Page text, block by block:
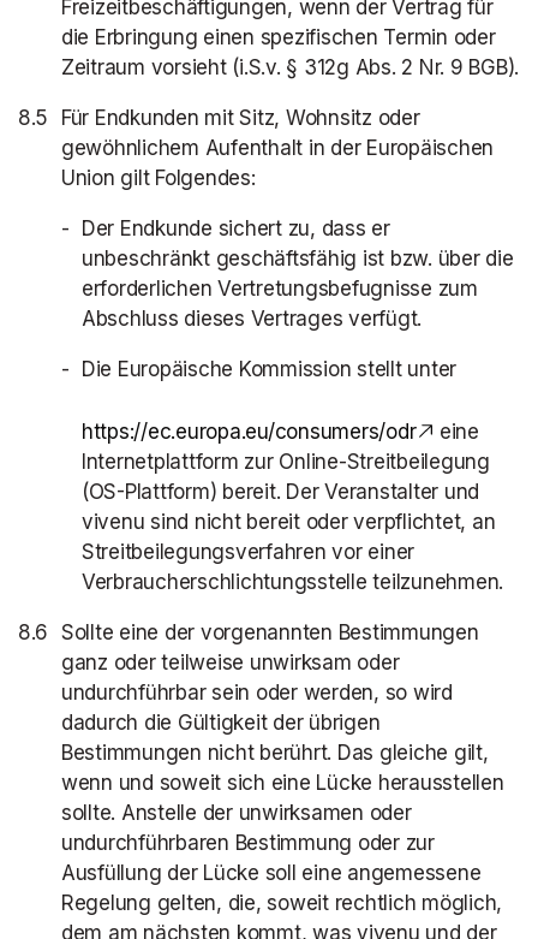
Freizeitbeschäftigungen, wenn der Vertrag für
die Erbringung einen spezifischen Termin oder
Zeitraum vorsieht (i.S.v. § 312g Abs. 2 Nr. 9 BGB).
Für Endkunden mit Sitz, Wohnsitz oder
gewöhnlichem Aufenthalt in der Europäischen
Union gilt Folgendes:
Der Endkunde sichert zu, dass er
unbeschränkt geschäftsfähig ist bzw. über die
erforderlichen Vertretungsbefugnisse zum
Abschluss dieses Vertrages verfügt.
Die Europäische Kommission stellt unter
https://ec.europa.eu/consumers/odr
eine
Internetplattform zur Online-Streitbeilegung
(OS-Plattform) bereit. Der Veranstalter und
vivenu sind nicht bereit oder verpflichtet, an
Streitbeilegungsverfahren vor einer
Verbraucherschlichtungsstelle teilzunehmen.
Sollte eine der vorgenannten Bestimmungen
ganz oder teilweise unwirksam oder
undurchführbar sein oder werden, so wird
dadurch die Gültigkeit der übrigen
Bestimmungen nicht berührt. Das gleiche gilt,
wenn und soweit sich eine Lücke herausstellen
sollte. Anstelle der unwirksamen oder
undurchführbaren Bestimmung oder zur
Ausfüllung der Lücke soll eine angemessene
Regelung gelten, die, soweit rechtlich möglich,
dem am nächsten kommt, was vivenu und der